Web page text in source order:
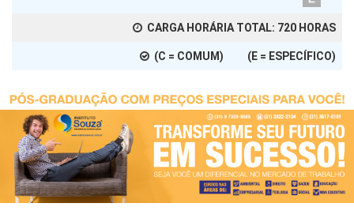
CARGA HORÁRIA TOTAL: 720 HORAS
(C = COMUM) (E = ESPECÍFICO)